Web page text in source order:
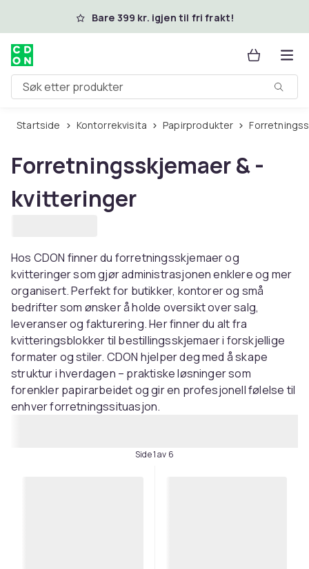
Hopp til hovedinnholdBare 399 kr. igjen til fri frakt!
Søk etter produkter
Startside Kontorrekvisita Papirprodukter
Forretningsskjemaer & -
kvitteringer
Hos CDON finner du forretningsskjemaer og
kvitteringer som gjør administrasjonen enklere og mer
organisert. Perfekt for butikker, kontorer og små
bedrifter som ønsker å holde oversikt over salg,
leveranser og fakturering. Her finner du alt fra
kvitteringsblokker til bestillingsskjemaer i forskjellige
formater og stiler. CDON hjelper deg med å skape
struktur i hverdagen – praktiske løsninger som
forenkler papirarbeidet og gir en profesjonell følelse til
enhver forretningssituasjon.
Side 1 av 6